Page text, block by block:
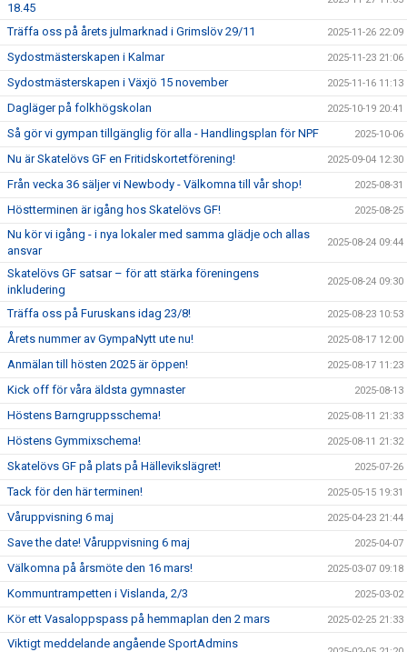
18.45
Träffa oss på årets julmarknad i Grimslöv 29/11 2025-11-26 22:09
Sydostmästerskapen i Kalmar 2025-11-23 21:06
Sydostmästerskapen i Växjö 15 november 2025-11-16 11:13
Dagläger på folkhögskolan 2025-10-19 20:41
Så gör vi gympan tillgänglig för alla - Handlingsplan för NPF 2025-10-06
Nu är Skatelövs GF en Fritidskortetförening! 2025-09-04 12:30
Från vecka 36 säljer vi Newbody - Välkomna till vår shop! 2025-08-31
Höstterminen är igång hos Skatelövs GF! 2025-08-25
Nu kör vi igång - i nya lokaler med samma glädje och allas
ansvar
2025-08-24 09:44
Skatelövs GF satsar – för att stärka föreningens
inkludering
2025-08-24 09:30
Träffa oss på Furuskans idag 23/8! 2025-08-23 10:53
Årets nummer av GympaNytt ute nu! 2025-08-17 12:00
Anmälan till hösten 2025 är öppen! 2025-08-17 11:23
Kick off för våra äldsta gymnaster 2025-08-13
Höstens Barngruppsschema! 2025-08-11 21:33
Höstens Gymmixschema! 2025-08-11 21:32
Skatelövs GF på plats på Hällevikslägret! 2025-07-26
Tack för den här terminen! 2025-05-15 19:31
Våruppvisning 6 maj 2025-04-23 21:44
Save the date! Våruppvisning 6 maj 2025-04-07
Välkomna på årsmöte den 16 mars! 2025-03-07 09:18
Kommuntrampetten i Vislanda, 2/3 2025-03-02
Kör ett Vasaloppspass på hemmaplan den 2 mars 2025-02-25 21:33
Viktigt meddelande angående SportAdmins